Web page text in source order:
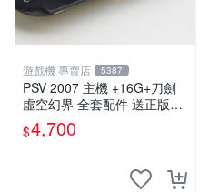
遊戲機 專賣店 5387
PSV 2007 主機 +16G+刀劍
虛空幻界 全套配件 送正版遊
$4,700